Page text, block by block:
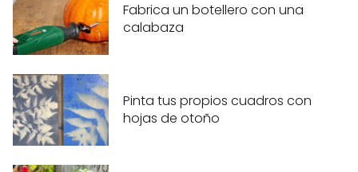
Fabrica un botellero con una
calabaza
Pinta tus propios cuadros con
hojas de otoño